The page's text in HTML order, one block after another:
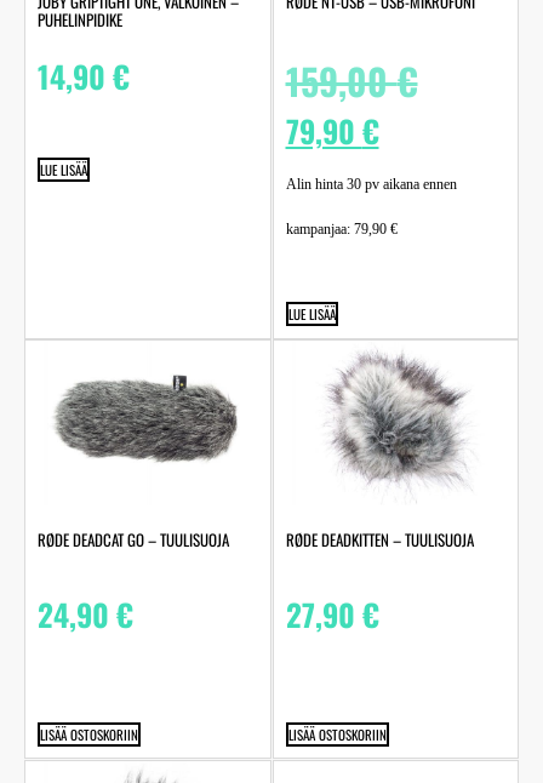
PUHELINPIDIKE
14,90€
LUE LISÄÄ
159,00€
79,90€
Alin hinta 30 pv aikana ennen
kampanjaa: 79,90 €
LUE LISÄÄ
RØDE DEADCAT GO – TUULISUOJA
24,90€
LISÄÄ OSTOSKORIIN
RØDE DEADKITTEN – TUULISUOJA
27,90€
LISÄÄ OSTOSKORIIN